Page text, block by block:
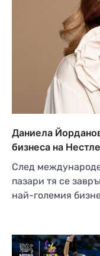
Даниела
бизнеса на
След
пазари тя се
най-големия